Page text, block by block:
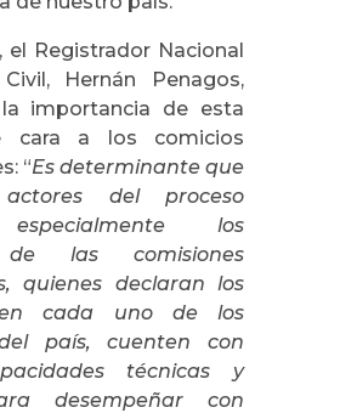
el Registrador Nacional
Hernán Penagos,
importancia de esta
cara a los comicios
“Es determinante que
del proceso
los
de las comisiones
quienes declaran los
en cada uno de los
país, cuenten con
técnicas y
desempeñar con